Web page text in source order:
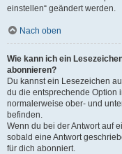
einstellen“ geändert werden.
Nach oben
Wie kann ich ein
abonnieren?
Du kannst ein Lesezeichen
du die entsprechende Option
normalerweise ober- und
befinden.
Wenn du bei der Antwort auf
sobald eine Antwort
für dich abonniert.